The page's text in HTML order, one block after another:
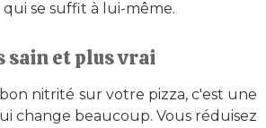
se suffit à lui-même.
sain et plus vrai
nitrité sur votre pizza, c'est une
change beaucoup. Vous réduisez